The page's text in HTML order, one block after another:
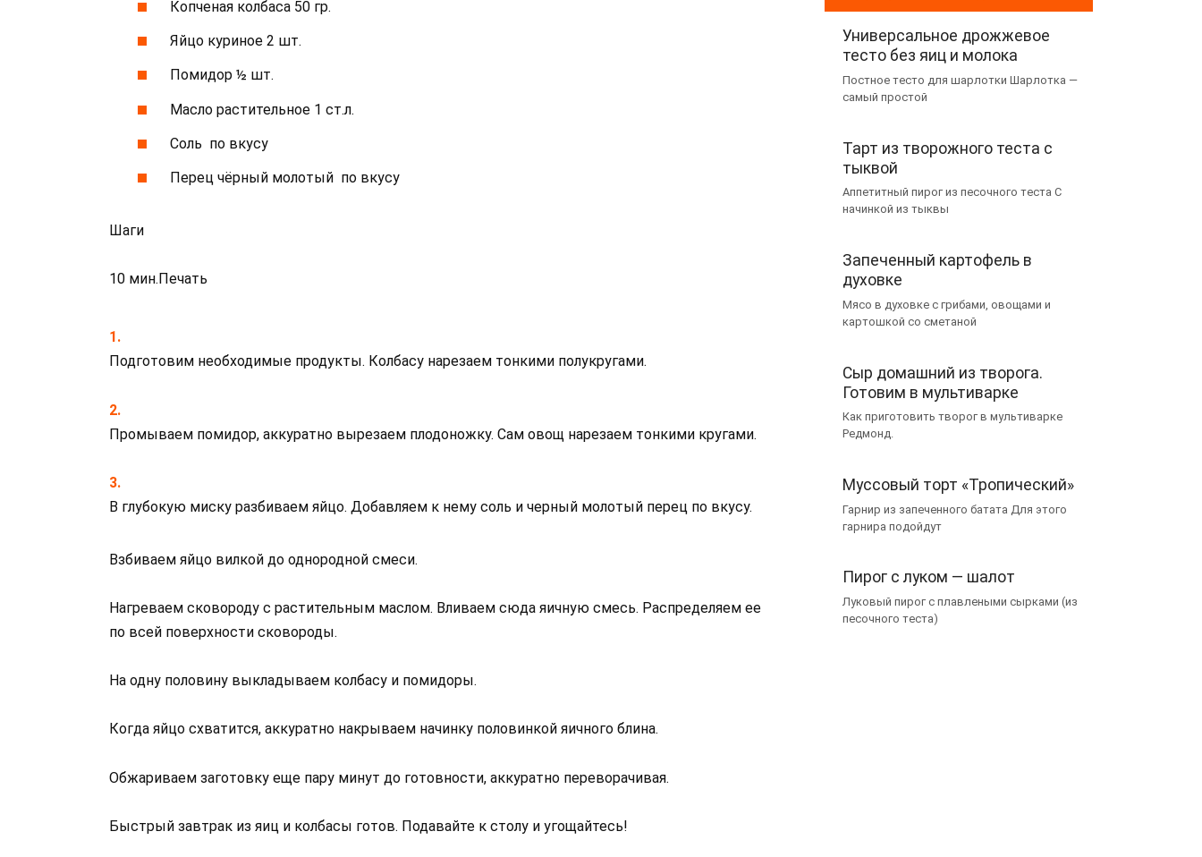
Копченая колбаса 50 гр.
Яйцо куриное 2 шт.
Помидор ½ шт.
Масло растительное 1 ст.л.
Соль по вкусу
Перец чёрный молотый по вкусу
Шаги
10 мин.Печать
Подготовим необходимые продукты. Колбасу нарезаем тонкими полукругами.
Промываем помидор, аккуратно вырезаем плодоножку. Сам овощ нарезаем тонкими кругами.
В глубокую миску разбиваем яйцо. Добавляем к нему соль и черный молотый перец по вкусу.
Взбиваем яйцо вилкой до однородной смеси.
Нагреваем сковороду с растительным маслом. Вливаем сюда яичную смесь. Распределяем ее
по всей поверхности сковороды.
На одну половину выкладываем колбасу и помидоры.
Когда яйцо схватится, аккуратно накрываем начинку половинкой яичного блина.
Обжариваем заготовку еще пару минут до готовности, аккуратно переворачивая.
Быстрый завтрак из яиц и колбасы готов. Подавайте к столу и угощайтесь!
Универсальное дрожжевое
тесто без яиц и молока
Постное тесто для шарлотки Шарлотка —
самый простой
Тарт из творожного теста с
тыквой
Аппетитный пирог из песочного теста С
начинкой из тыквы
Запеченный картофель в
духовке
Мясо в духовке с грибами, овощами и
картошкой со сметаной
Сыр домашний из творога.
Готовим в мультиварке
Как приготовить творог в мультиварке
Редмонд.
Муссовый торт «Тропический»
Гарнир из запеченного батата Для этого
гарнира подойдут
Пирог с луком — шалот
Луковый пирог с плавлеными сырками (из
песочного теста)